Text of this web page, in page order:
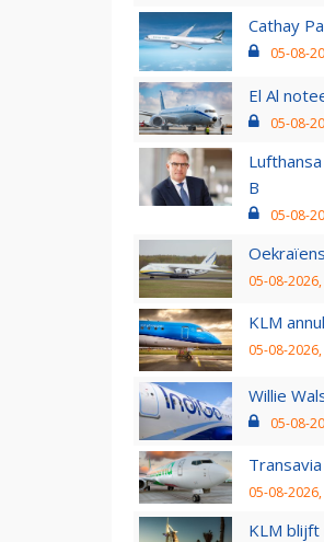
Cathay
05-08-
El Al
05-08-
B
05-08-
05-08-
KLM
05-08-
Willie
05-08-
05-08-
KLM